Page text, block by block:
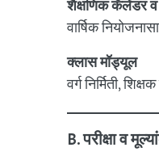
शैक्षणिक कॅलेंडर व
वार्षिक
क्लास मॉड्यूल
वर्ग निर्मिती,
B. परीक्षा व